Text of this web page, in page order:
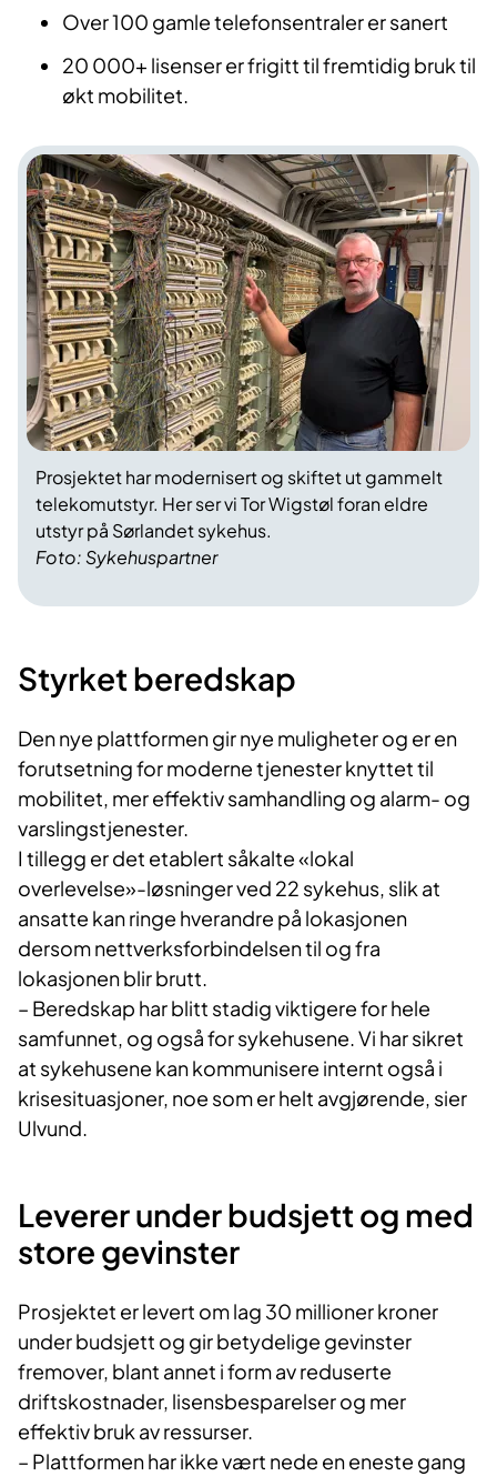
Over 100 gamle telefonsentraler er sanert
20 000+ lisenser er frigitt til fremtidig bruk til
økt mobilitet.
Foto: Sykehuspartner
Prosjektet har modernisert og skiftet ut gammelt
telekomutstyr. Her ser vi Tor Wigstøl foran eldre
utstyr på Sørlandet sykehus.
Styrket beredskap
Den nye plattformen gir nye muligheter og er en
forutsetning for moderne tjenester knyttet til
mobilitet, mer effektiv samhandling og alarm- og
varslingstjenester.
I tillegg er det etablert såkalte «lokal
overlevelse»-løsninger ved 22 sykehus, slik at
ansatte kan ringe hverandre på lokasjonen
dersom nettverksforbindelsen til og fra
lokasjonen blir brutt.
– Beredskap har blitt stadig viktigere for hele
samfunnet, og også for sykehusene. Vi har sikret
at sykehusene kan kommunisere internt også i
krisesituasjoner, noe som er helt avgjørende, sier
Ulvund.
Leverer under budsjett og med
store gevinster
Prosjektet er levert om lag 30 millioner kroner
under budsjett og gir betydelige gevinster
fremover, blant annet i form av reduserte
driftskostnader, lisensbesparelser og mer
effektiv bruk av ressurser.
– Plattformen har ikke vært nede en eneste gang